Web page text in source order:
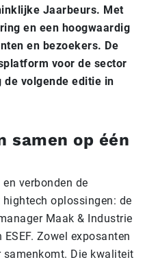
Jaarbeurs. Met
en een hoogwaardig
en bezoekers. De
voor de sector
de volgende editie in
samen op één
verbonden de
oplossingen: de
Maak & Industrie
Zowel exposanten
Die kwaliteit